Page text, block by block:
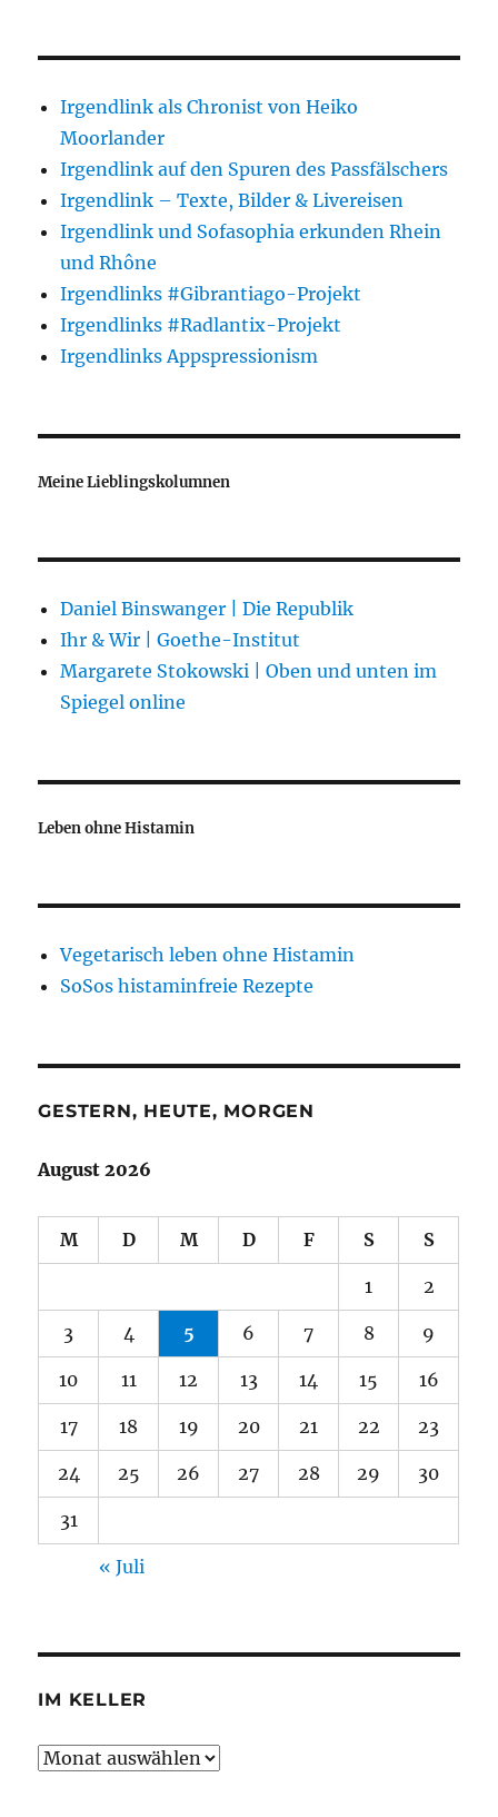
Irgendlink als Chronist von Heiko
Moorlander
Irgendlink auf den Spuren des Passfälschers
Irgendlink – Texte, Bilder & Livereisen
Irgendlink und Sofasophia erkunden Rhein
und Rhône
Irgendlinks #Gibrantiago-Projekt
Irgendlinks #Radlantix-Projekt
Irgendlinks Appspressionism
Meine Lieblingskolumnen
Daniel Binswanger | Die Republik
Ihr & Wir | Goethe-Institut
Margarete Stokowski | Oben und unten im
Spiegel online
Leben ohne Histamin
Vegetarisch leben ohne Histamin
SoSos histaminfreie Rezepte
GESTERN, HEUTE, MORGEN
August 2026
M D M D F S S
1 2
3 4 5 6 7 8 9
10 11 12 13 14 15 16
17 18 19 20 21 22 23
24 25 26 27 28 29 30
31
« Juli
IM KELLER
Im